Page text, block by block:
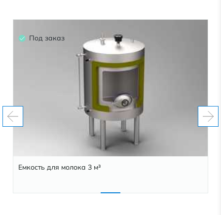
Под заказ
Емкость для молока 3 м³